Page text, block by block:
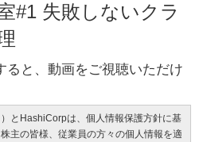
#1 失敗しないクラ
ると、動画をご視聴いただけ
とHashiCorpは、個人情報保護方針に基
主の皆様、従業員の方々の個人情報を適